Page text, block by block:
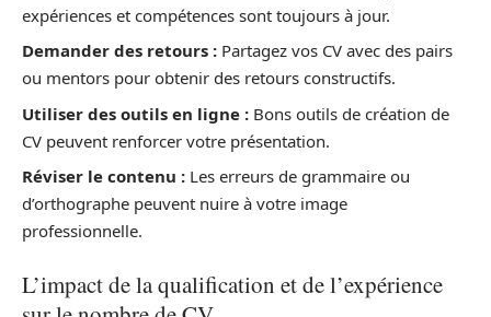
expériences et compétences sont toujours à jour.
Demander des retours : Partagez vos CV avec des pairs
ou mentors pour obtenir des retours constructifs.
Utiliser des outils en ligne : Bons outils de création de
CV peuvent renforcer votre présentation.
Réviser le contenu : Les erreurs de grammaire ou
d’orthographe peuvent nuire à votre image
professionnelle.
L’impact de la qualification et de l’expérience